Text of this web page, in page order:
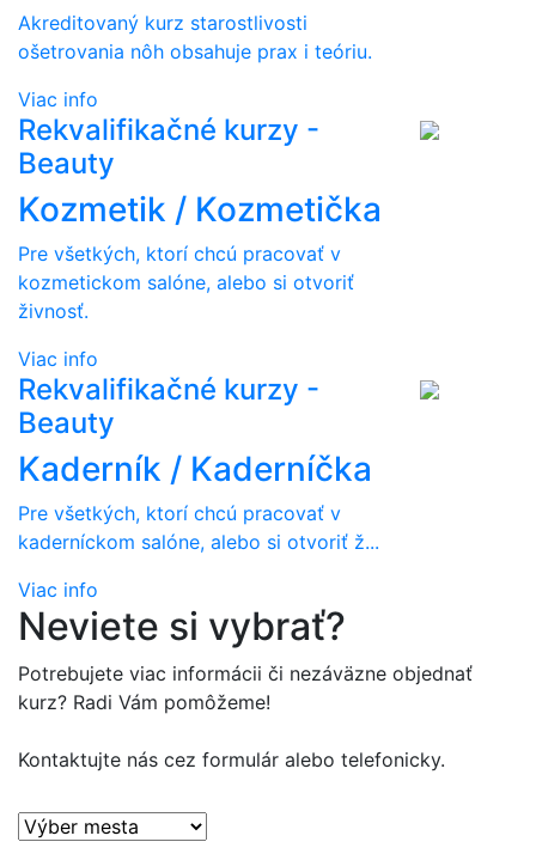
Akreditovaný kurz starostlivosti
ošetrovania nôh obsahuje prax i teóriu.
Viac info
Rekvalifikačné kurzy -
Beauty
Kozmetik / Kozmetička
Pre všetkých, ktorí chcú pracovať v
kozmetickom salóne, alebo si otvoriť
živnosť.
Viac info
Rekvalifikačné kurzy -
Beauty
Kaderník / Kaderníčka
Pre všetkých, ktorí chcú pracovať v
kaderníckom salóne, alebo si otvoriť ž...
Viac info
Neviete si vybrať?
Potrebujete viac informácii či nezáväzne objednať
kurz? Radi Vám pomôžeme!
Kontaktujte nás cez formulár alebo telefonicky.